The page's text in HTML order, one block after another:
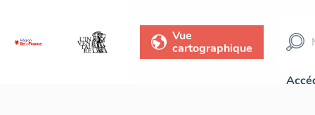
Vue
cartographique